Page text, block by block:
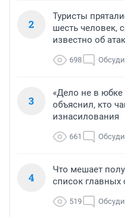
2
Туристы
шесть человек,
известно об
698
3
«Дело не в
объяснил, кто
изнасилования
661
4
Что мешает
список главных
519